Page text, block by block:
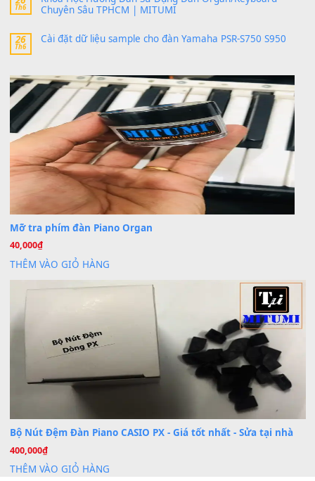
MinhTuan89 trong Lỡ làng duyên em
30 Tháng 9, 2025
Trang hợp âm chưa cập nhật sheet, bạn đợi một thời gian nhé
KháchtrongLỡ làng duyên em
30 Tháng 9, 2025
Cho xin sheet nhạc organ được không ạ
BÀI MỚI VIẾT
20
Th7
Dịch vụ cho thuê âm thanh tiệc gia đình, ban nhạc, ca
20 Cài đặt dữ liệu cho đàn PSR-SX900 PSR-SX920 tại
07
Th7
Dịch Vụ Cài Đặt Sample Đàn Organ Yamaha Tận Nhà
26
Th6
Khóa Học Hướng Dẫn Sử Dụng Đàn Organ/Keyboard
Chuyên Sâu TPHCM | MITUMI
26 Cài đặt dữ liệu sample cho đàn Yamaha PSR-S750